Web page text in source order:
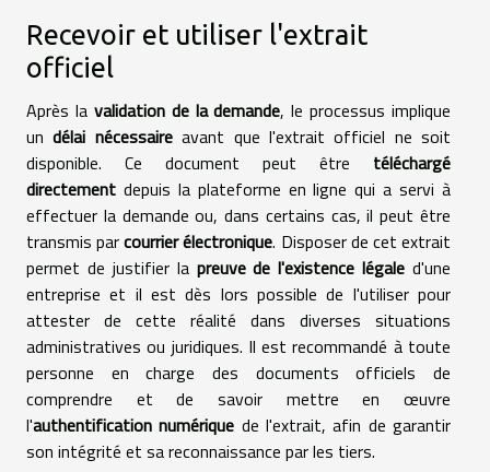
Recevoir et utiliser l'extrait
officiel
Après la validation de la demande, le processus implique
undélai nécessaireavant que l'extrait officiel ne soit
disponible. Ce document peut être téléchargé
directement depuis la plateforme en ligne qui a servi à
effectuer la demande ou, dans certains cas, il peut être
transmis parcourrier électronique. Disposer de cet extrait
permet de justifier la preuve de l'existence légale d'une
entreprise et il est dès lors possible de l'utiliser pour
attester de cette réalité dans diverses situations
administratives ou juridiques. Il est recommandé à toute
personne en charge des documents officiels de
comprendre et de savoir mettre en œuvre
l'authentification numérique de l'extrait, afin de garantir
son intégrité et sa reconnaissance par les tiers.